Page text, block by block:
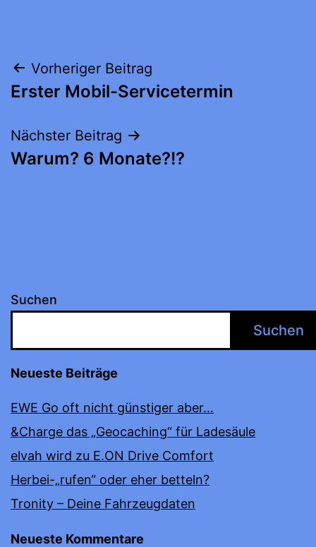
Beitragsnavigation
Vorheriger Beitrag
Erster Mobil-Servicetermin
Nächster Beitrag
Warum? 6 Monate?!?
Suchen
Suchen
Neueste Beiträge
EWE Go oft nicht günstiger aber…
&Charge das „Geocaching“ für Ladesäule
elvah wird zu E.ON Drive Comfort
Herbei-„rufen“ oder eher betteln?
Tronity – Deine Fahrzeugdaten
Neueste Kommentare